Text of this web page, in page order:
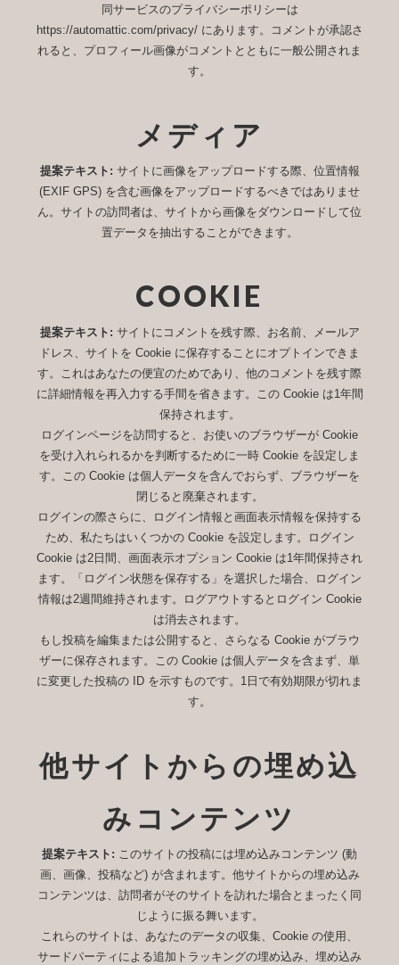
同サービスのプライバシーポリシーは
https://automattic.com/privacy/ にあります。コメントが承認さ
れると、プロフィール画像がコメントとともに一般公開されま
す。
メディア
提案テキスト: サイトに画像をアップロードする際、位置情報
(EXIF GPS) を含む画像をアップロードするべきではありませ
ん。サイトの訪問者は、サイトから画像をダウンロードして位
置データを抽出することができます。
COOKIE
提案テキスト: サイトにコメントを残す際、お名前、メールア
ドレス、サイトを Cookie に保存することにオプトインできま
す。これはあなたの便宜のためであり、他のコメントを残す際
に詳細情報を再入力する手間を省きます。この Cookie は1年間
保持されます。
ログインページを訪問すると、お使いのブラウザーが Cookie
を受け入れられるかを判断するために一時 Cookie を設定しま
す。この Cookie は個人データを含んでおらず、ブラウザーを
閉じると廃棄されます。
ログインの際さらに、ログイン情報と画面表示情報を保持する
ため、私たちはいくつかの Cookie を設定します。ログイン
Cookie は2日間、画面表示オプション Cookie は1年間保持され
ます。「ログイン状態を保存する」を選択した場合、ログイン
情報は2週間維持されます。ログアウトするとログイン Cookie
は消去されます。
もし投稿を編集または公開すると、さらなる Cookie がブラウ
ザーに保存されます。この Cookie は個人データを含まず、単
に変更した投稿の ID を示すものです。1日で有効期限が切れま
す。
他サイトからの埋め込
みコンテンツ
提案テキスト: このサイトの投稿には埋め込みコンテンツ (動
画、画像、投稿など) が含まれます。他サイトからの埋め込み
コンテンツは、訪問者がそのサイトを訪れた場合とまったく同
じように振る舞います。
これらのサイトは、あなたのデータの収集、Cookie の使用、
サードパーティによる追加トラッキングの埋め込み、埋め込み